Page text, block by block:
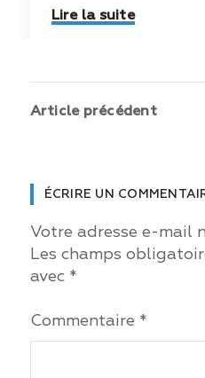
Lire la suite
Article précédent
ÉCRIRE UN
Votre adresse e-mail
Les champs
avec *
Commentaire *